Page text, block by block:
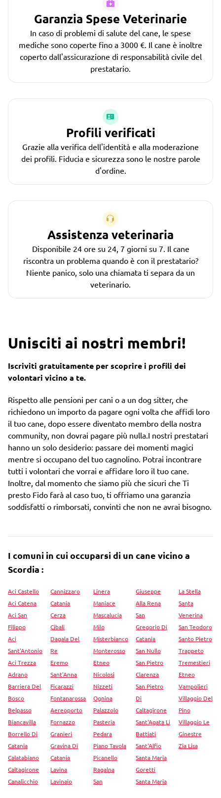
Garanzia Spese Veterinarie
In caso di problemi di salute del cane, le spese
mediche sono coperte fino a 3000 €. Il cane è inoltre
coperto dall'assicurazione di responsabilità civile del
prestatario.
Profili verificati
Grazie alla verifica dell'identità e alla moderazione
dei profili. Fiducia e sicurezza sono le nostre parole
d'ordine.
Assistenza veterinaria
Disponibile 24 ore su 24, 7 giorni su 7. Il cane
riscontra un problema quando è con il prestatario?
Niente panico, solo una chiamata ti separa da un
veterinario.
Unisciti ai nostri membri!
Iscriviti gratuitamente per scoprire i profili dei
volontari vicino a te.
Rispetto alle pensioni per cani o a un dog sitter, che
richiedono un importo da pagare ogni volta che affidi loro
il tuo cane, dopo essere diventato membro della nostra
community, non dovrai pagare più nulla.I nostri prestatari
hanno un solo desiderio: passare dei momenti magici
mentre si occupano del tuo cagnolino. Potrai incontrare
tutti i volontari che vorrai e affidare loro il tuo cane.
Inoltre, dal momento che siamo più che sicuri che Ti
presto Fido farà al caso tuo, ti offriamo una garanzia
soddisfatti o rimborsati, convinti che non ne avrai bisogno.
I comuni in cui occuparsi di un cane vicino a
Scordia :
Aci Castello
Aci Catena
Aci San
Filippo
Aci
Sant'Antonio
Aci Trezza
Adrano
Barriera Del
Bosco
Belpasso
Biancavilla
Borrello Di
Catania
Calatabiano
Caltagirone
Canalicchio
Cannizzaro
Catania
Cerza
Cibali
Dagala Del
Re
Eremo
Sant'Anna
Ficarazzi
Fontanarossa
Aereoporto
Fornazzo
Granieri
Gravina Di
Catania
Lavina
Lavinaio
Linera
Maniace
Mascalucia
Milo
Misterbianco
Monterosso
Etneo
Nicolosi
Nizzeti
Ognina
Palazzolo
Pasteria
Pedara
Piano Tavola
Picanello
Ragalna
San
Giuseppe
Alla Rena
San
Gregorio Di
Catania
San Nullo
San Pietro
Clarenza
San Pietro
Di
Caltagirone
Sant'Agata Li
Battiati
Sant'Alfio
Santa Maria
Goretti
Santa Maria
La Stella
Santa
Venerina
San Teodoro
Santo Pietro
Trappeto
Tremestieri
Etneo
Vampolieri
Villaggio Del
Pino
Villaggio Le
Ginestre
Zia Lisa